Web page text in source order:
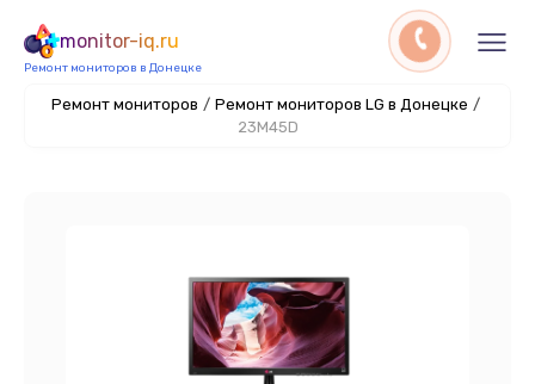
monitor-iq.ru
Ремонт мониторов в Донецке
Ремонт мониторов / Ремонт мониторов LG в Донецке /
23M45D